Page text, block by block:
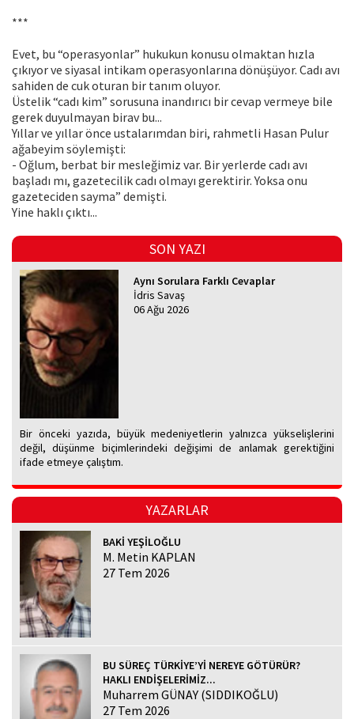
***
Evet, bu “operasyonlar” hukukun konusu olmaktan hızla
çıkıyor ve siyasal intikam operasyonlarına dönüşüyor. Cadı avı
sahiden de cuk oturan bir tanım oluyor.
Üstelik “cadı kim” sorusuna inandırıcı bir cevap vermeye bile
gerek duyulmayan birav bu...
Yıllar ve yıllar önce ustalarımdan biri, rahmetli Hasan Pulur
ağabeyim söylemişti:
- Oğlum, berbat bir mesleğimiz var. Bir yerlerde cadı avı
başladı mı, gazetecilik cadı olmayı gerektirir. Yoksa onu
gazeteciden sayma” demişti.
Yine haklı çıktı...
SON YAZI
Aynı Sorulara Farklı Cevaplar
İdris Savaş
06 Ağu 2026
Bir önceki yazıda, büyük medeniyetlerin yalnızca yükselişlerini
değil, düşünme biçimlerindeki değişimi de anlamak gerektiğini
ifade etmeye çalıştım.
YAZARLAR
BAKİ YEŞİLOĞLU
M. Metin KAPLAN
27 Tem 2026
BU SÜREÇ TÜRKİYE’Yİ NEREYE GÖTÜRÜR?
HAKLI ENDİŞELERİMİZ...
Muharrem GÜNAY (SIDDIKOĞLU)
27 Tem 2026